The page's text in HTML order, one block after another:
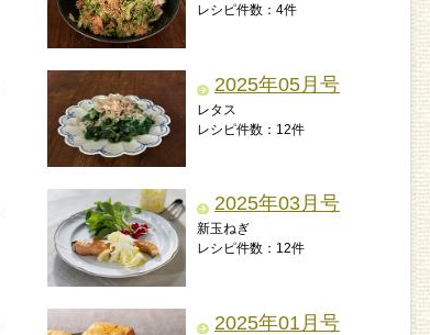
レシピ件数：4件
2025年05月号
レタス
レシピ件数：12件
2025年03月号
新玉ねぎ
レシピ件数：12件
2025年01月号